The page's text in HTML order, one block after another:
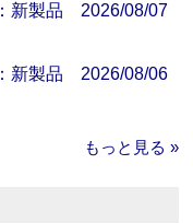
新製品 2026/08/07
新製品 2026/08/06
もっと見る »